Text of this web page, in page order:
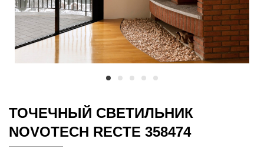
ТОЧЕЧНЫЙ СВЕТИЛЬНИК
NOVOTECH RECTE 358474